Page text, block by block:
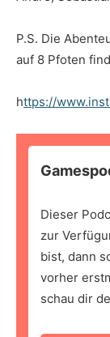
P.S. Die
auf 8 Pfoten
https://
Dieser
zur
bist, dann
vorher
schau dir